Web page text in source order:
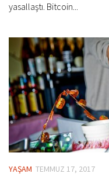
yasallaştı. Bitcoin...
YAŞAM TEMMUZ 17, 2017